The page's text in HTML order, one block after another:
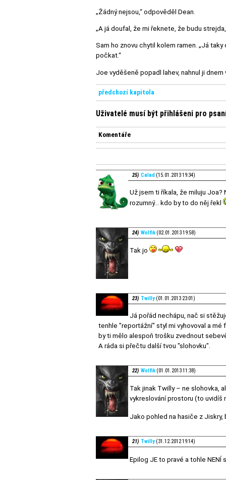
„Žádný nejsou,“ odpověděl Dean.
„A já doufal, že mi řeknete, že budu
Sam ho znovu chytil kolem ramen. „Já
počkat.“
Joe vyděšeně popadl lahev, nahnul ji
předchozí kapitola
Uživatelé musí být přihlášeni pro
Komentáře
25) Calad (15.01.2013 19:34)
Už jsem ti říkala, že miluju Joa?
rozumný... kdo by to do něj řekl
24) Wolfik (02.01.2013 19:58)
Tak jo
23) Twilly (01.01.2013 23:01)
Já pořád nechápu, nač si
tenhle "reportážní" styl mi vyhovoval a
by ti mělo alespoň trošku zvednout
A ráda si přečtu další tvou "slohovku".
22) Wolfik (01.01.2013 11:38)
Tak jinak Twilly – ne slohovka,
vykreslování prostoru (to uvidíš
Jako pohled na hasiče z Jiskry,
21) Twilly (31.12.2012 19:14)
Epilog JE to pravé a tohle NENÍ